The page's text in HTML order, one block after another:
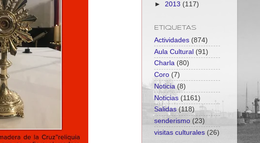
► 2013 (117)
ETIQUETAS
Actividades (874)
Aula Cultural (91)
Charla (80)
Coro (7)
Noticia (8)
Noticias (1161)
Salidas (118)
senderismo (23)
visitas culturales (26)